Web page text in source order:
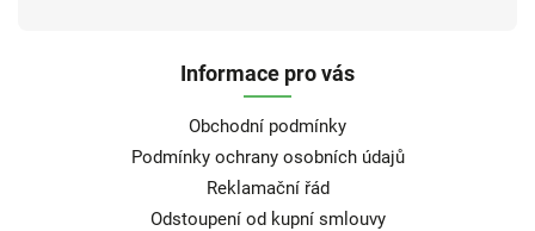
Informace pro vás
Obchodní podmínky
Podmínky ochrany osobních údajů
Reklamační řád
Odstoupení od kupní smlouvy